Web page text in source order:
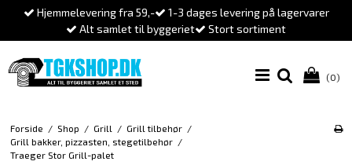
Hjemmelevering fra 59,-
1-3 dages levering på lagervarer
Alt samlet til byggeriet
Stort sortiment
(0)
Forside / Shop / Grill / Grill tilbehør /
Grill bakker, pizzasten, stegetilbehør /
Traeger Stor Grill-palet